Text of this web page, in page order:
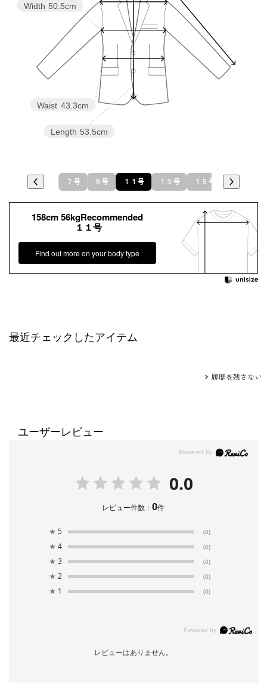
Length 53.5cm
Waist 43.3cm
Width 50.5cm
７号 ９号 １１号 １３号 １５号
158cm 56kgRecommended
１１号
Find out more on your body type
最近チェックしたアイテム
履歴を残さない
ユーザーレビュー
0.0
レビュー件数：0件
★ 5 (0)
★ 4 (0)
★ 3 (0)
★ 2 (0)
★ 1 (0)
レビューはありません。